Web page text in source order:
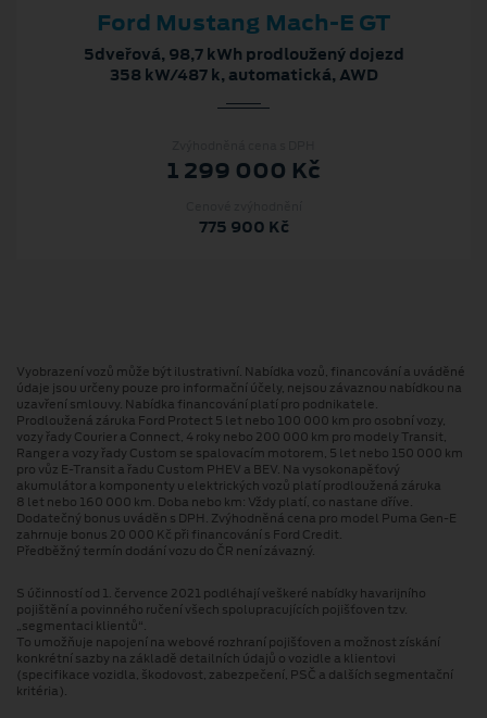
Ford Mustang Mach-E GT
5dveřová, 98,7 kWh prodloužený dojezd
358 kW/487 k, automatická, AWD
1 299 000 Kč
775 900 Kč
Vyobrazení vozů může být ilustrativní. Nabídka vozů, financování a uváděné
údaje jsou určeny pouze pro informační účely, nejsou závaznou nabídkou na
uzavření smlouvy. Nabídka financování platí pro podnikatele.
Prodloužená záruka Ford Protect 5 let nebo 100 000 km pro osobní vozy,
vozy řady Courier a Connect, 4 roky nebo 200 000 km pro modely Transit,
Ranger a vozy řady Custom se spalovacím motorem, 5 let nebo 150 000 km
pro vůz E-Transit a řadu Custom PHEV a BEV. Na vysokonapěťový
akumulátor a komponenty u elektrických vozů platí prodloužená záruka
8 let nebo 160 000 km. Doba nebo km: Vždy platí, co nastane dříve.
Dodatečný bonus uváděn s DPH. Zvýhodněná cena pro model Puma Gen⁠-⁠E
zahrnuje bonus 20 000 Kč při financování s Ford Credit.
Předběžný termín dodání vozu do ČR není závazný.
S účinností od 1. července 2021 podléhají veškeré nabídky havarijního
pojištění a povinného ručení všech spolupracujících pojišťoven tzv.
„segmentaci klientů“.
To umožňuje napojení na webové rozhraní pojišťoven a možnost získání
konkrétní sazby na základě detailních údajů o vozidle a klientovi
(specifikace vozidla, škodovost, zabezpečení, PSČ a dalších segmentační
kritéria).